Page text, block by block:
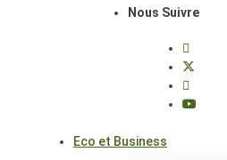
Nous Suivre
Eco et Business